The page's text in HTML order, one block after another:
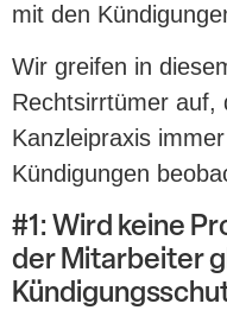
mit den
Wir greifen in
Rechtsirrtümer auf,
Kanzleipraxis
Kündigungen
#1: Wird keine
der Mitarbeiter